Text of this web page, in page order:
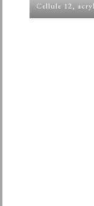
Cellule 12,